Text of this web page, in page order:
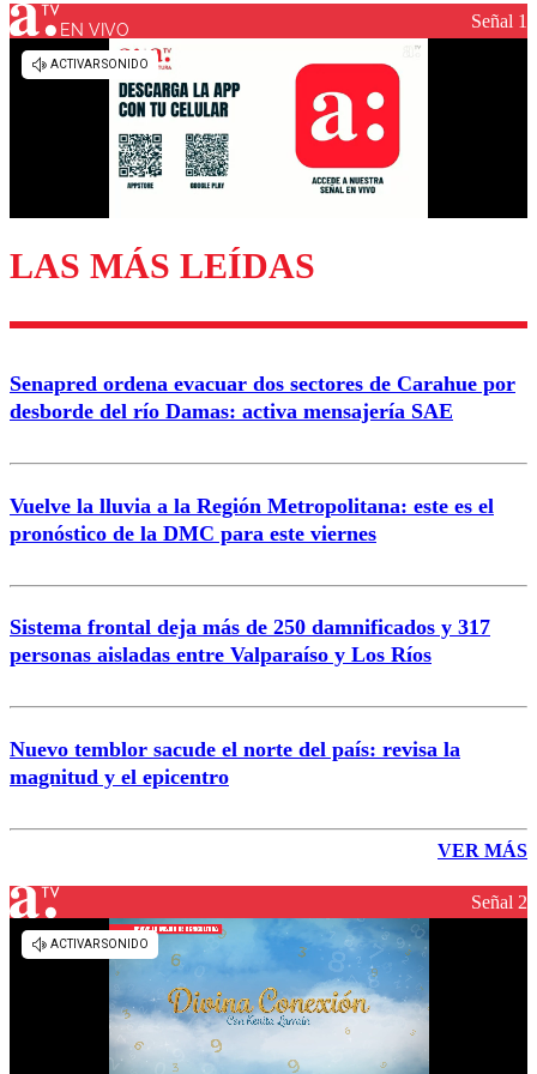
EN VIVO Señal 1
LAS MÁS LEÍDAS
Senapred ordena evacuar dos sectores de Carahue por
desborde del río Damas: activa mensajería SAE
Vuelve la lluvia a la Región Metropolitana: este es el
pronóstico de la DMC para este viernes
Sistema frontal deja más de 250 damnificados y 317
personas aisladas entre Valparaíso y Los Ríos
Nuevo temblor sacude el norte del país: revisa la
magnitud y el epicentro
VER MÁS
Señal 2